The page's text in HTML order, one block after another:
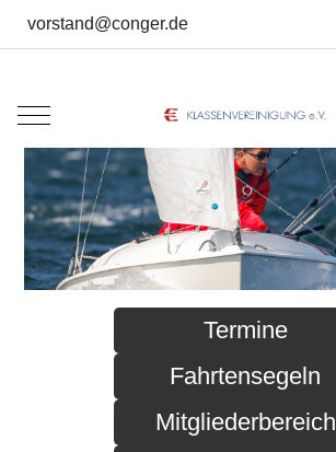
vorstand@conger.de
Mobile Menu Toggle
Termine
Fahrtensegeln
Mitgliederbereich